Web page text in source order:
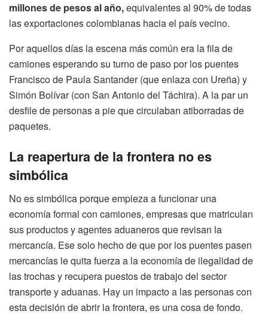
millones de pesos al año,equivalentes al 90% de todas
las exportaciones colombianas hacia el país vecino.
Por aquellos días la escena más común era la fila de
camiones esperando su turno de paso por los puentes
Francisco de Paula Santander (que enlaza con Ureña) y
Simón Bolívar (con San Antonio del Táchira). A la par un
desfile de personas a pie que circulaban atiborradas de
paquetes.
La reapertura de la frontera no es
simbólica
No es simbólica porque empieza a funcionar una
economía formal con camiones, empresas que matriculan
sus productos y agentes aduaneros que revisan la
mercancía. Ese solo hecho de que por los puentes pasen
mercancías le quita fuerza a la economía de ilegalidad de
las trochas y recupera puestos de trabajo del sector
transporte y aduanas. Hay un impacto a las personas con
esta decisión de abrir la frontera, es una cosa de fondo.